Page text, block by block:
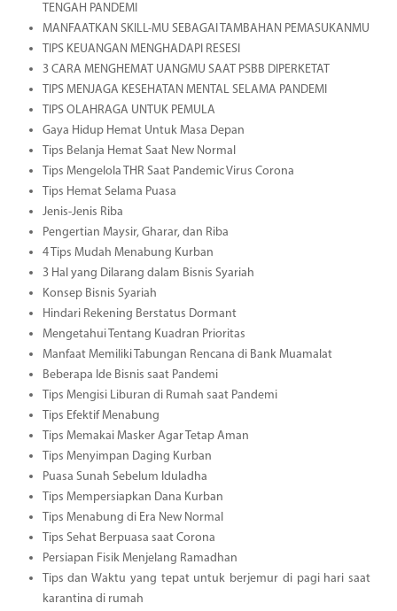
TENGAH PANDEMI
MANFAATKAN SKILL-MU SEBAGAI TAMBAHAN PEMASUKANMU
TIPS KEUANGAN MENGHADAPI RESESI
3 CARA MENGHEMAT UANGMU SAAT PSBB DIPERKETAT
TIPS MENJAGA KESEHATAN MENTAL SELAMA PANDEMI
TIPS OLAHRAGA UNTUK PEMULA
Gaya Hidup Hemat Untuk Masa Depan
Tips Belanja Hemat Saat New Normal
Tips Mengelola THR Saat Pandemic Virus Corona
Tips Hemat Selama Puasa
Jenis-Jenis Riba
Pengertian Maysir, Gharar, dan Riba
4 Tips Mudah Menabung Kurban
3 Hal yang Dilarang dalam Bisnis Syariah
Konsep Bisnis Syariah
Hindari Rekening Berstatus Dormant
Mengetahui Tentang Kuadran Prioritas
Manfaat Memiliki Tabungan Rencana di Bank Muamalat
Beberapa Ide Bisnis saat Pandemi
Tips Mengisi Liburan di Rumah saat Pandemi
Tips Efektif Menabung
Tips Memakai Masker Agar Tetap Aman
Tips Menyimpan Daging Kurban
Puasa Sunah Sebelum Iduladha
Tips Mempersiapkan Dana Kurban
Tips Menabung di Era New Normal
Tips Sehat Berpuasa saat Corona
Persiapan Fisik Menjelang Ramadhan
Tips dan Waktu yang tepat untuk berjemur di pagi hari saat
karantina di rumah